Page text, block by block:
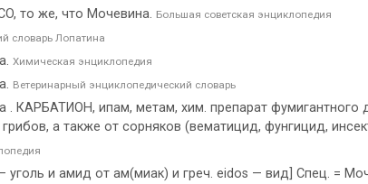
то же, что Мочевина. Большая советская энциклопедия
словарь Лопатина
Химическая энциклопедия
Ветеринарный энциклопедический словарь
КАРБАТИОН, ипам, метам, хим. препарат фумигантного
а также от сорняков (вематицид, фунгицид,
и амид от ам(миак) и греч. eidos — вид] Спец. =